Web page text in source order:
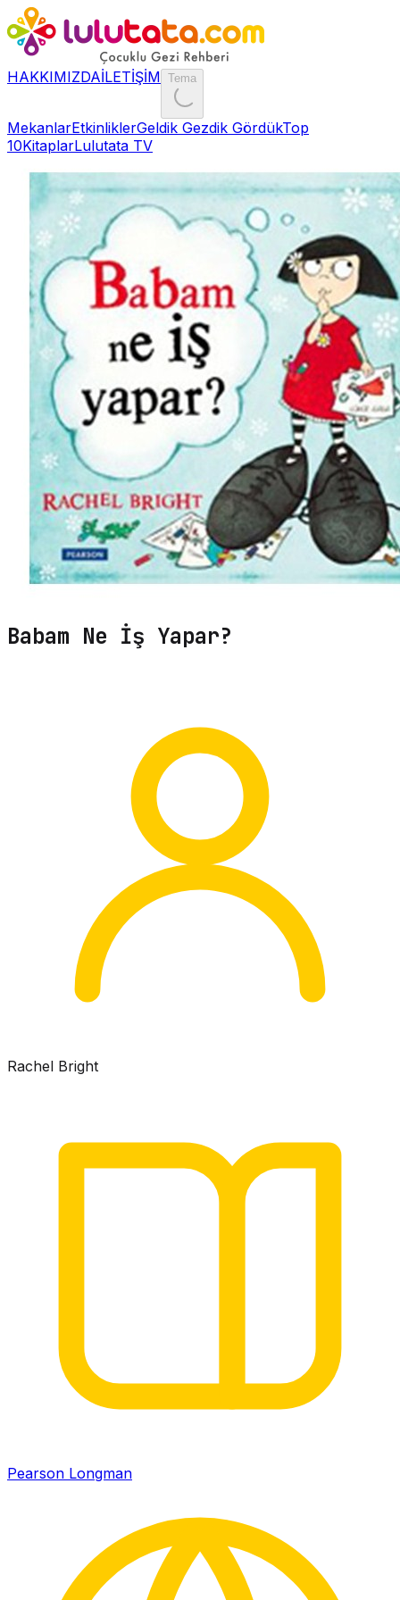
HAKKIMIZDAİLETİŞİM Tema
MekanlarEtkinliklerGeldik Gezdik GördükTop
10KitaplarLulutata TV
Babam Ne İş Yapar?
Rachel Bright
Pearson Longman